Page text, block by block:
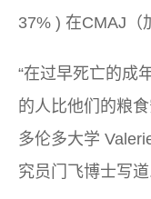
37% ) 在CMAJ（
“在过早死亡的成
的人比他们的粮
多伦多大学
究员门飞博士写